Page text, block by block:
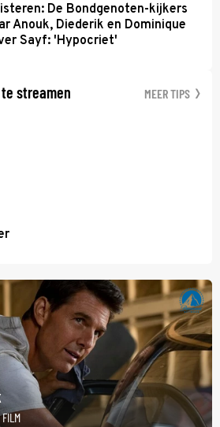
De Bondgenoten-kijkers
Anouk, Diederik en Dominique
Sayf: 'Hypocriet'
streamen MEER TIPS